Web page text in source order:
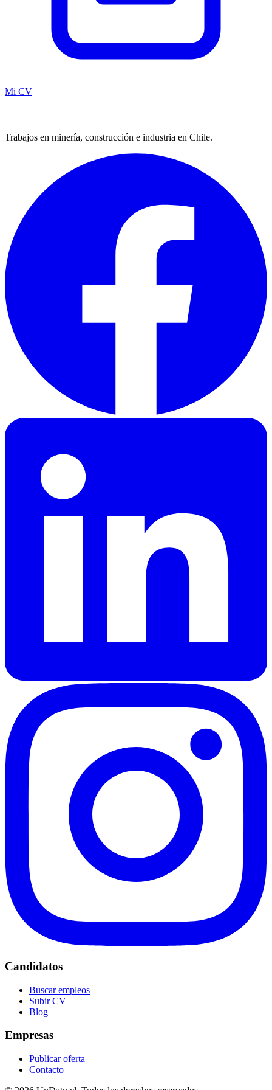
Mi CV
Trabajos en minería, construcción e industria en Chile.
Candidatos
Buscar empleos
Subir CV
Blog
Empresas
Publicar oferta
Contacto